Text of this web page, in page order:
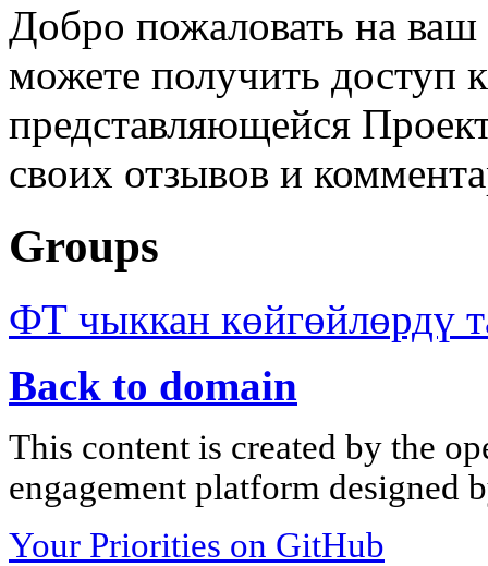
Добро пожаловать на
можете получить доступ
представляющейся
своих отзывов и
Groups
ФТ чыккан көйгөйлөрдү
Back to domain
This content is created by the
engagement platform designed
Your Priorities on GitHub